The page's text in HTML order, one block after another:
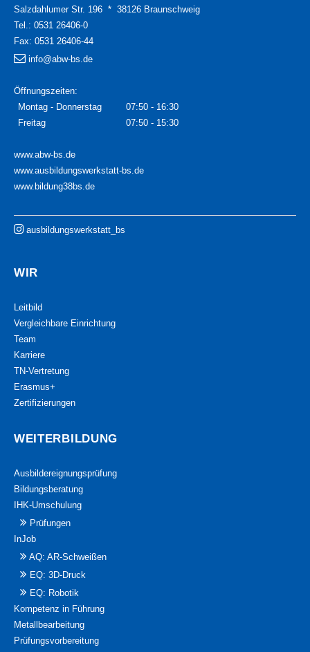
Salzdahlumer Str. 196 * 38126 Braunschweig
Tel.: 0531 26406-0
Fax: 0531 26406-44
info@abw-bs.de
Öffnungszeiten:
Montag - Donnerstag
07:50 - 16:30
Freitag
07:50 - 15:30
www.abw-bs.de
www.ausbildungswerkstatt-bs.de
www.bildung38bs.de
ausbildungswerkstatt_bs
WIR
Leitbild
Vergleichbare Einrichtung
Team
Karriere
TN-Vertretung
Erasmus+
Zertifizierungen
WEITERBILDUNG
Ausbildereignungsprüfung
Bildungsberatung
IHK-Umschulung
Prüfungen
InJob
AQ: AR-Schweißen
EQ: 3D-Druck
EQ: Robotik
Kompetenz in Führung
Metallbearbeitung
Prüfungsvorbereitung